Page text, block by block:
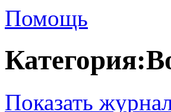
Помощь
Показать